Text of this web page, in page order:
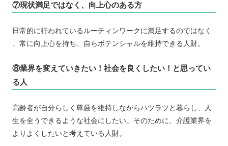
⑦現状満足ではなく、向上心のある方
日常的に行われているルーティンワークに満足するのではなく
、常に向上心を持ち、自らポテンシャルを維持できる人財。
⑧業界を変えていきたい！社会を良くしたい！と思ってい
る人
高齢者が自分らしく尊厳を維持しながらハツラツと暮らし、人
生を全うできるような社会にしたい。そのために、介護業界を
よりよくしたいと考えている人財。